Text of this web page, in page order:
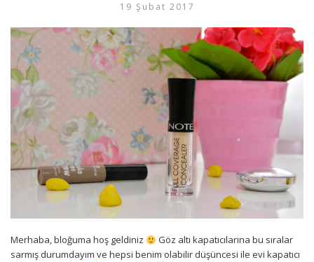
19 Şubat 2017
Merhaba, bloğuma hoş geldiniz
Göz altı kapatıcılarına bu sıralar
sarmış durumdayım ve hepsi benim olabilir düşüncesi ile evi kapatıcı